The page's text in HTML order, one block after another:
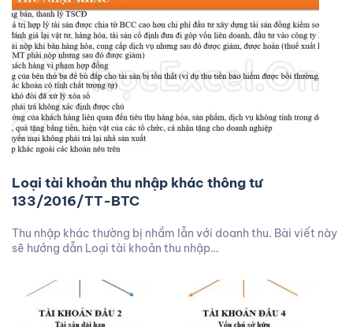
Loại tài khoản thu nhập khác thông tư
133/2016/TT-BTC
Thu nhập khác thường bị nhầm lẫn với doanh thu. Bài viết này
sẽ hướng dẫn Loại tài khoản thu nhập…